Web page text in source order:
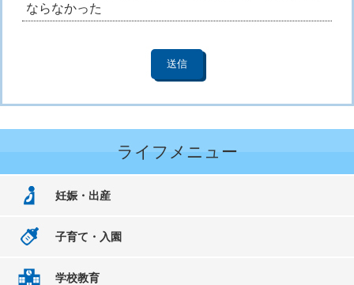
ならなかった
ライフメニュー
妊娠・出産
子育て・入園
学校教育